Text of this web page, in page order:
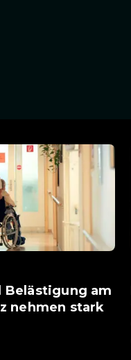
Belästigung am
nehmen stark